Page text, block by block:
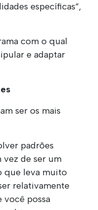
específicas”,
com o qual
e adaptar
ser os mais
padrões
vez de ser um
que leva muito
relativamente
você possa